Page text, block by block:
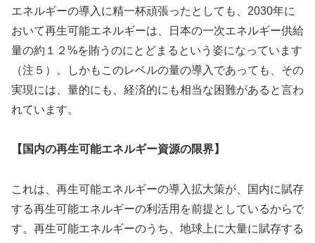
エネルギーの導入に精一杯頑張ったとしても、2030年に
おいて再生可能エネルギーは、日本の一次エネルギー供給
量の約１２%を賄うのにとどまるという姿になっています
（注５）。しかもこのレベルの量の導入であっても、その
実現には、量的にも、経済的にも相当な困難があると言わ
れています。
【国内の再生可能エネルギー資源の限界】
これは、再生可能エネルギーの導入拡大策が、国内に賦存
する再生可能エネルギーの利活用を前提としているからで
す。再生可能エネルギーのうち、地球上に大量に賦存する